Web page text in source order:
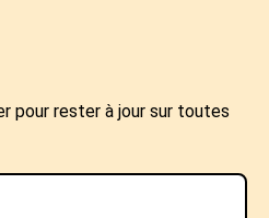
pour rester à jour sur toutes